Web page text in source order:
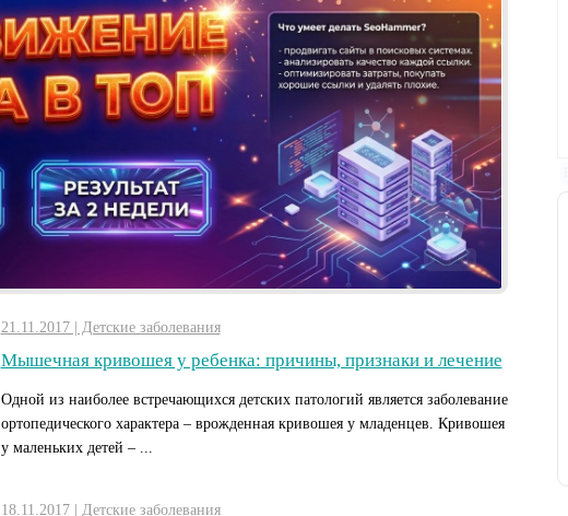
Реклама
21.11.2017 | Детские заболевания
Мышечная кривошея у ребенка: причины, признаки и лечение
Одной из наиболее встречающихся детских патологий является заболевание
ортопедического характера – врожденная кривошея у младенцев. Кривошея
у маленьких детей – ...
18.11.2017 | Детские заболевания